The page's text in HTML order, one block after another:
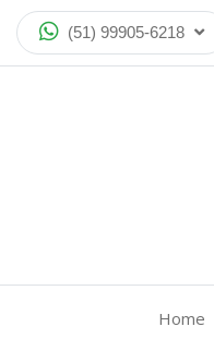
(51) 99905-6218
Home